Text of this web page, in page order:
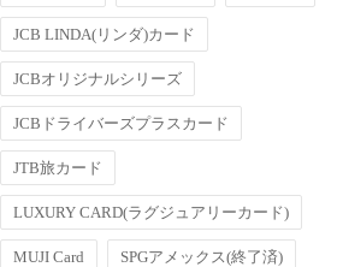
JCB LINDA(リンダ)カード
JCBオリジナルシリーズ
JCBドライバーズプラスカード
JTB旅カード
LUXURY CARD(ラグジュアリーカード)
MUJI Card SPGアメックス(終了済)